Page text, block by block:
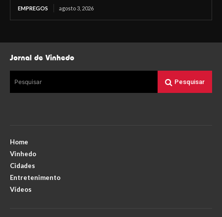
EMPREGOS agosto 3, 2026
Jornal de Vinhedo
Pesquisar Pesquisar
Home
Vinhedo
Cidades
Entretenimento
Vídeos